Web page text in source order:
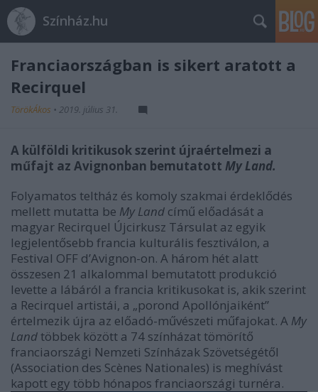
Színház.hu
Franciaországban is sikert aratott a
Recirquel
TörökÁkos • 2019. július 31.
A külföldi kritikusok szerint újraértelmezi a
műfajt az Avignonban bemutatott My Land.
Folyamatos teltház és komoly szakmai érdeklődés
mellett mutatta be My Land című előadását a
magyar Recirquel Újcirkusz Társulat az egyik
legjelentősebb francia kulturális fesztiválon, a
Festival OFF d’Avignon-on. A három hét alatt
összesen 21 alkalommal bemutatott produkció
levette a lábáról a francia kritikusokat is, akik szerint
a Recirquel artistái, a „porond Apollónjaiként”
értelmezik újra az előadó-művészeti műfajokat. A My
Land többek között a 74 színházat tömörítő
franciaországi Nemzeti Színházak Szövetségétől
(Association des Scènes Nationales) is meghívást
kapott egy több hónapos franciaországi turnéra.